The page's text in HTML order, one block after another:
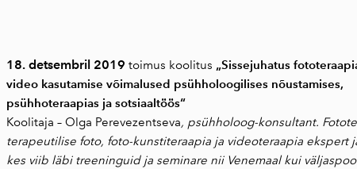
18. detsembril 2019toimus koolitus „Sissejuhatus
video kasutamise võimalused psühholoogilises nõustamises,
psühhoteraapias ja sotsiaaltöös“
Koolitaja – Olga Perevezentseva, psühholoog-konsultant.
terapeutilise foto, foto-kunstiteraapia ja videoteraapia ekspert
kes viib läbi treeninguid ja seminare nii Venemaal kui